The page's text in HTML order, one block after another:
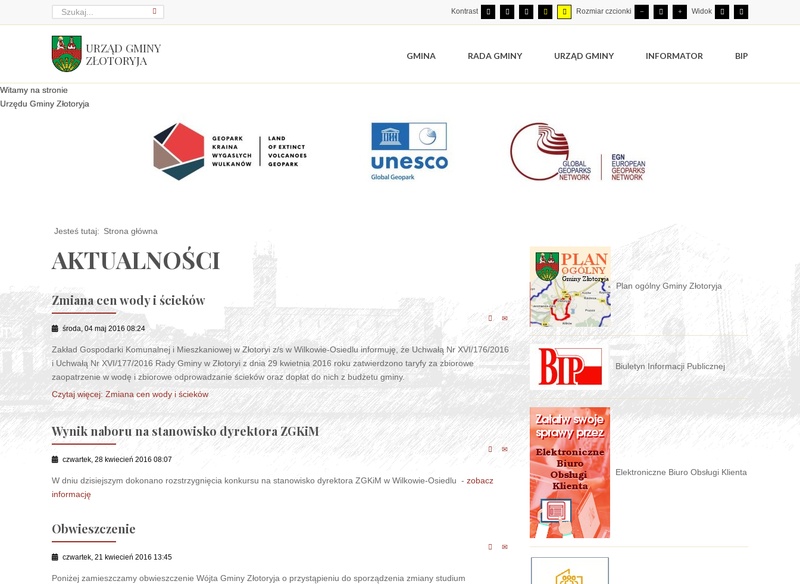
Kontrast Rozmiar czcionki Widok
URZĄD GMINY
ZŁOTORYJA
GMINA RADA GMINY URZĄD GMINY INFORMATOR BIP
Witamy na stronie
Urzędu Gminy Złotoryja
Witamy na stronie
Urzędu Gminy Złotoryja
Witamy na stronie
Urzędu Gminy Złotoryja
Jesteś tutaj: Strona główna
AKTUALNOŚCI
Zmiana cen wody i ścieków
środa, 04 maj 2016 08:24
Zakład Gospodarki Komunalnej i Mieszkaniowej w Złotoryi z/s w Wilkowie-Osiedlu informuję, że Uchwałą Nr XVI/176/2016
i Uchwałą Nr XVI/177/2016 Rady Gminy w Złotoryi z dnia 29 kwietnia 2016 roku zatwierdzono taryfy za zbiorowe
zaopatrzenie w wodę i zbiorowe odprowadzanie ścieków oraz dopłat do nich z budżetu gminy.
Czytaj więcej: Zmiana cen wody i ścieków
Wynik naboru na stanowisko dyrektora ZGKiM
czwartek, 28 kwiecień 2016 08:07
W dniu dzisiejszym dokonano rozstrzygnięcia konkursu na stanowisko dyrektora ZGKiM w Wilkowie-Osiedlu - zobacz
informację
Obwieszczenie
czwartek, 21 kwiecień 2016 13:45
Poniżej zamieszczamy obwieszczenie Wójta Gminy Złotoryja o przystąpieniu do sporządzenia zmiany studium
Plan ogólny Gminy Złotoryja
Biuletyn Informacji Publicznej
Elektroniczne Biuro Obsługi Klienta